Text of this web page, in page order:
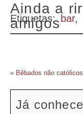
Ainda a
amigos
Etiquetas: bar,
« Bêbados não católicos
Já